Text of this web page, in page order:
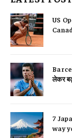
US
लेकर
7
way